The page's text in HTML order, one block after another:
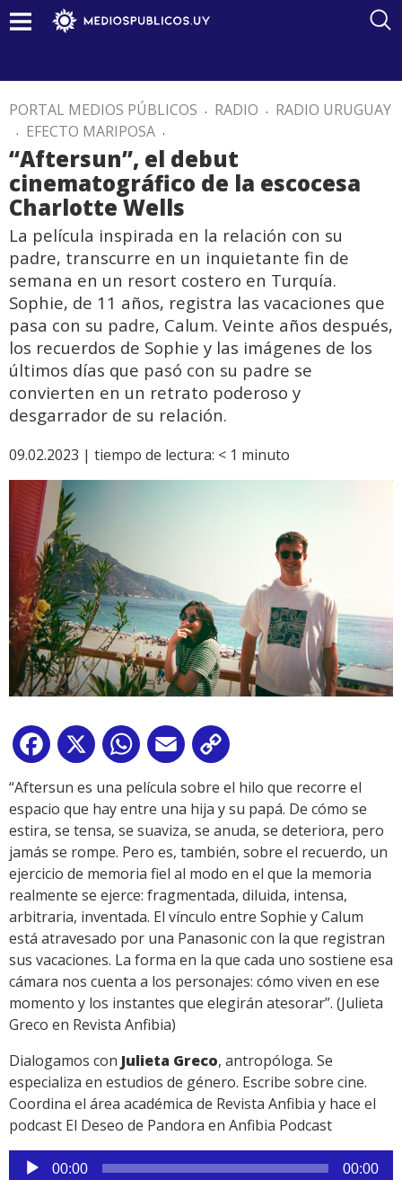
PORTAL MEDIOS PÚBLICOS . RADIO . RADIO URUGUAY
. EFECTO MARIPOSA .
“Aftersun”, el debut
cinematográfico de la escocesa
Charlotte Wells
La película inspirada en la relación con su
padre, transcurre en un inquietante fin de
semana en un resort costero en Turquía.
Sophie, de 11 años, registra las vacaciones que
pasa con su padre, Calum. Veinte años después,
los recuerdos de Sophie y las imágenes de los
últimos días que pasó con su padre se
convierten en un retrato poderoso y
desgarrador de su relación.
09.02.2023 | tiempo de lectura: < 1 minuto
Facebook
X WhatsApp
Email
Link
“Aftersun es una película sobre el hilo que recorre el
espacio que hay entre una hija y su papá. De cómo se
estira, se tensa, se suaviza, se anuda, se deteriora, pero
jamás se rompe. Pero es, también, sobre el recuerdo, un
ejercicio de memoria fiel al modo en el que la memoria
realmente se ejerce: fragmentada, diluida, intensa,
arbitraria, inventada. El vínculo entre Sophie y Calum
está atravesado por una Panasonic con la que registran
sus vacaciones. La forma en la que cada uno sostiene esa
cámara nos cuenta a los personajes: cómo viven en ese
momento y los instantes que elegirán atesorar”. (Julieta
Greco en Revista Anfibia)
Dialogamos con Julieta Greco, antropóloga. Se
especializa en estudios de género. Escribe sobre cine.
Coordina el área académica de Revista Anfibia y hace el
podcast El Deseo de Pandora en Anfibia Podcast
Reproductor
00:00 00:00